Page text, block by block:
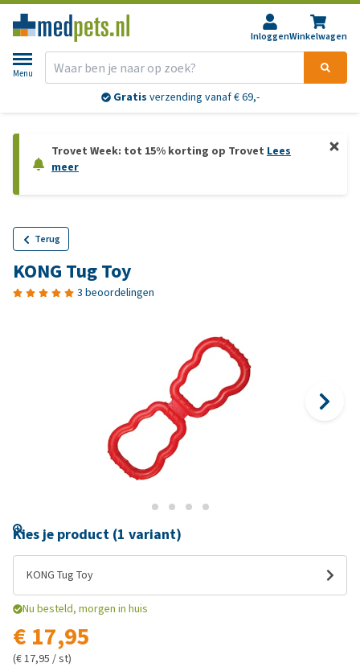
InloggenWinkelwagen
Menu
Gratis verzending vanaf € 69,-
Trovet Week: tot 15% korting op Trovet Lees
meer
Terug
KONG Tug Toy
3 beoordelingen
Kies je product (1 variant)
KONG Tug Toy
Nu besteld, morgen in huis
€ 17,95
(€ 17,95 / st)